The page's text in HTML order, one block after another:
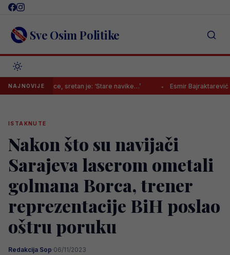
Skip
content Sve Osim Politike
NAJNOVIJEsretan je: ‘Stare navike…’ Esmir Bajraktarević konačno
ISTAKNUTE
Nakon što su navijači
Sarajeva laserom ometali
golmana Borca, trener
reprezentacije BiH poslao
oštru poruku
Redakcija Sop·06/11/2023